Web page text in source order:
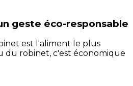
geste éco-responsable
est l'aliment le plus
du robinet, c'est économique